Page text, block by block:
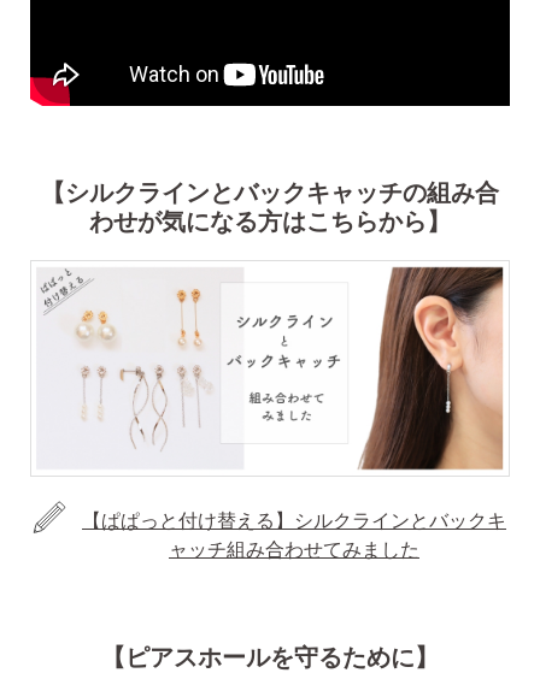
【シルクラインとバックキャッチの組み合
わせが気になる方はこちらから】
【ぱぱっと付け替える】シルクラインとバックキ
ャッチ組み合わせてみました
【ピアスホールを守るために】